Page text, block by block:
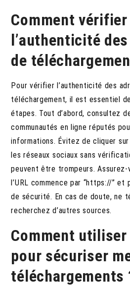
Comment vérifier
l’authenticité
de
Pour vérifier l’authenticité des
téléchargement, il est essentiel
étapes. Tout d’abord, consultez
communautés en ligne réputés
informations. Évitez de cliquer
les réseaux sociaux sans
peuvent être trompeurs. Assurez-
l’URL commence par “https://”
de sécurité. En cas de doute, ne
recherchez d’autres sources.
Comment utiliser
pour sécuriser
téléchargements